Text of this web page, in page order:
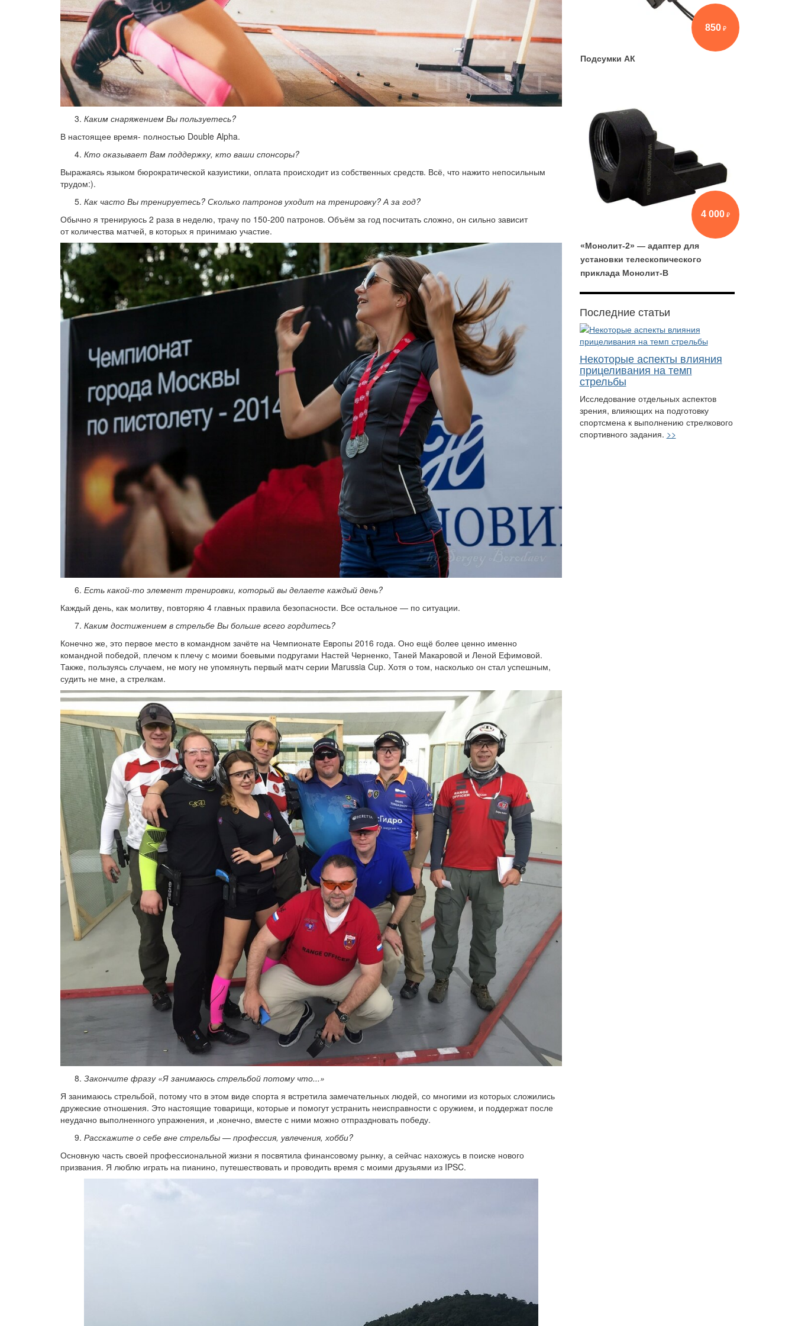
Каким снаряжением Вы пользуетесь?
В настоящее время- полностью Double Alpha.
Кто оказывает Вам поддержку, кто ваши спонсоры?
Выражаясь языком бюрократической казуистики, оплата происходит из собственных средств. Всё, что нажито непосильным
трудом:).
Как часто Вы тренируетесь? Сколько патронов уходит на тренировку? А за год?
Обычно я тренируюсь 2 раза в неделю, трачу по 150-200 патронов. Объём за год посчитать сложно, он сильно зависит
от количества матчей, в которых я принимаю участие.
Есть какой-то элемент тренировки, который вы делаете каждый день?
Каждый день, как молитву, повторяю 4 главных правила безопасности. Все остальное — по ситуации.
Каким достижением в стрельбе Вы больше всего гордитесь?
Конечно же, это первое место в командном зачёте на Чемпионате Европы 2016 года. Оно ещё более ценно именно
командной победой, плечом к плечу с моими боевыми подругами Настей Черненко, Таней Макаровой и Леной Ефимовой.
Также, пользуясь случаем, не могу не упомянуть первый матч серии Marussia Cup. Хотя о том, насколько он стал успешным,
судить не мне, а стрелкам.
Закончите фразу «Я занимаюсь стрельбой потому что...»
Я занимаюсь стрельбой, потому что в этом виде спорта я встретила замечательных людей, со многими из которых сложились
дружеские отношения. Это настоящие товарищи, которые и помогут устранить неисправности с оружием, и поддержат после
неудачно выполненного упражнения, и ,конечно, вместе с ними можно отпраздновать победу.
Расскажите о себе вне стрельбы — профессия, увлечения, хобби?
Основную часть своей профессиональной жизни я посвятила финансовому рынку, а сейчас нахожусь в поиске нового
призвания. Я люблю играть на пианино, путешествовать и проводить время с моими друзьями из IPSC.
850
Подсумки АК
4 000
«Монолит-2» — адаптер для
установки телескопического
приклада Монолит-В
Последние статьи
Некоторые аспекты влияния
прицеливания на темп
стрельбы
Исследование отдельных аспектов
зрения, влияющих на подготовку
спортсмена к выполнению стрелкового
спортивного задания. >>